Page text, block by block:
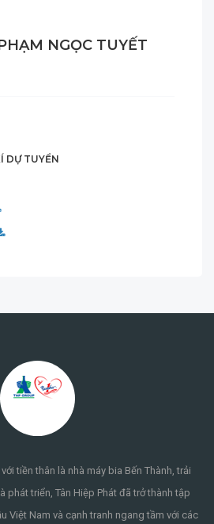
NGỌC TUYẾT
DỰ TUYỂN
tiền thân là nhà máy bia Bến Thành, trải
phát triển, Tân Hiệp Phát đã trở thành tập
Việt Nam và cạnh tranh ngang tầm với các